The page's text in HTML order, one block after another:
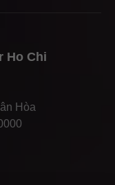
Ho Chi
Hòa